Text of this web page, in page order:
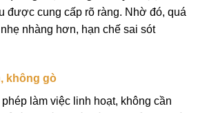
được cung cấp rõ ràng. Nhờ đó, quá
nhàng hơn, hạn chế sai sót
không gò
làm việc linh hoạt, không cần